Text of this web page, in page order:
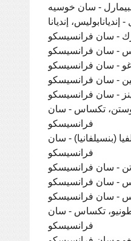
- سان خوسيه
إنديانا
- سان فرانسيسكو
- سان فرانسيسكو
- سان فرانسيسكو
- سان فرانسيسكو
- سان فرانسيسكو
تكساس - سان
فرانسيسكو
(بنسيلفانيا) - سان
فرانسيسكو
- سان فرانسيسكو
- سان فرانسيسكو
- سان فرانسيسكو
تكساس - سان
فرانسيسكو